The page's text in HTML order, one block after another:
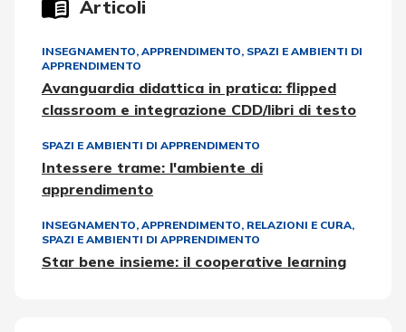
Articoli
INSEGNAMENTO, APPRENDIMENTO, SPAZI E AMBIENTI DI
APPRENDIMENTO
Avanguardia didattica in pratica: flipped
classroom e integrazione CDD/libri di testo
SPAZI E AMBIENTI DI APPRENDIMENTO
Intessere trame: l'ambiente di
apprendimento
INSEGNAMENTO, APPRENDIMENTO, RELAZIONI E CURA,
SPAZI E AMBIENTI DI APPRENDIMENTO
Star bene insieme: il cooperative learning